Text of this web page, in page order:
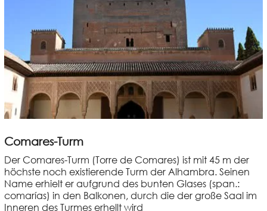
Comares-Turm
Der Comares-Turm (Torre de Comares) ist mit 45 m der
höchste noch existierende Turm der Alhambra. Seinen
Name erhielt er aufgrund des bunten Glases (span.:
comarías) in den Balkonen, durch die der große Saal im
Inneren des Turmes erhellt wird